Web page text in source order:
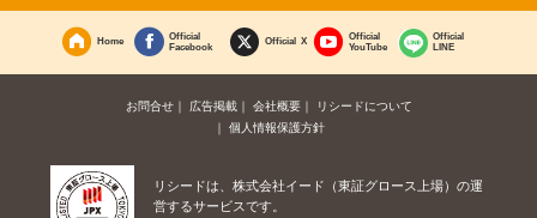
Home
Official
Facebook
Official X
Official
YouTube
Official
LINE
お問合せ 広告掲載 会社概要
リシードについて
個人情報保護方針
リシードは、株式会社イード（東証グロース上場）の運
営するサービスです。